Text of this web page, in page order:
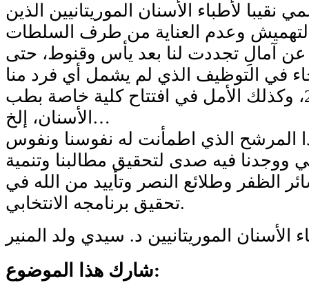
لأطباء الأسنان الموريتانيين الذين
وعدم العناية من طرف السلطات
عن آمالِ تجددت لنا بعد يأس وقنوط، حتى
في التوظيف الذي لم يشمل أي فرد منا
منذ سنة 2012، وكذلك الأمل في افتتاح كلية خاصة بطب
الأسنان، إلخ…
المرشح الذي اطمأنت له نفوسنا ونفوس
ووجدنا فيه صدى لتحقيق مطالبنا وتنمية
الظفر وطلائع النصر وتأييد من الله في
تحقيق برنامجه الانتخابي.
الأسنان الموريتانيين د. سيدي ولد المنير
شارك هذا الموضوع: